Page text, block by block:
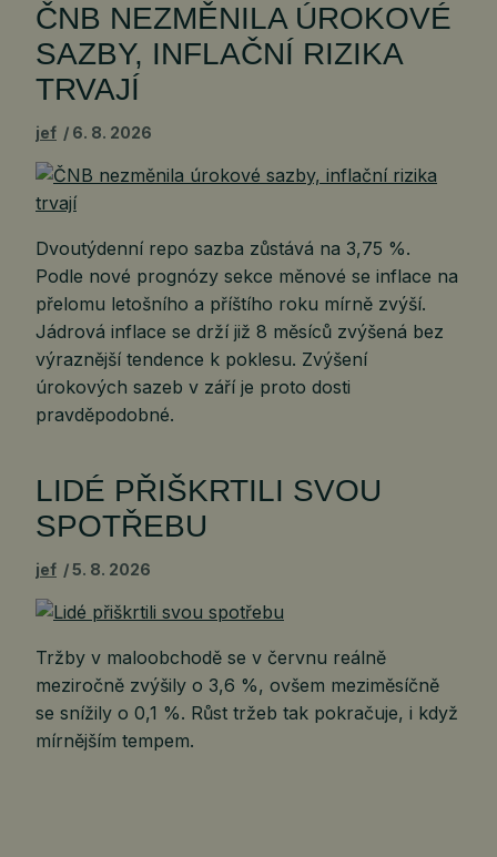
ČNB NEZMĚNILA ÚROKOVÉ
SAZBY, INFLAČNÍ RIZIKA
TRVAJÍ
jef 6. 8. 2026
Dvoutýdenní repo sazba zůstává na 3,75 %.
Podle nové prognózy sekce měnové se inflace na
přelomu letošního a příštího roku mírně zvýší.
Jádrová inflace se drží již 8 měsíců zvýšená bez
výraznější tendence k poklesu. Zvýšení
úrokových sazeb v září je proto dosti
pravděpodobné.
LIDÉ PŘIŠKRTILI SVOU
SPOTŘEBU
jef 5. 8. 2026
Tržby v maloobchodě se v červnu reálně
meziročně zvýšily o 3,6 %, ovšem meziměsíčně
se snížily o 0,1 %. Růst tržeb tak pokračuje, i když
mírnějším tempem.